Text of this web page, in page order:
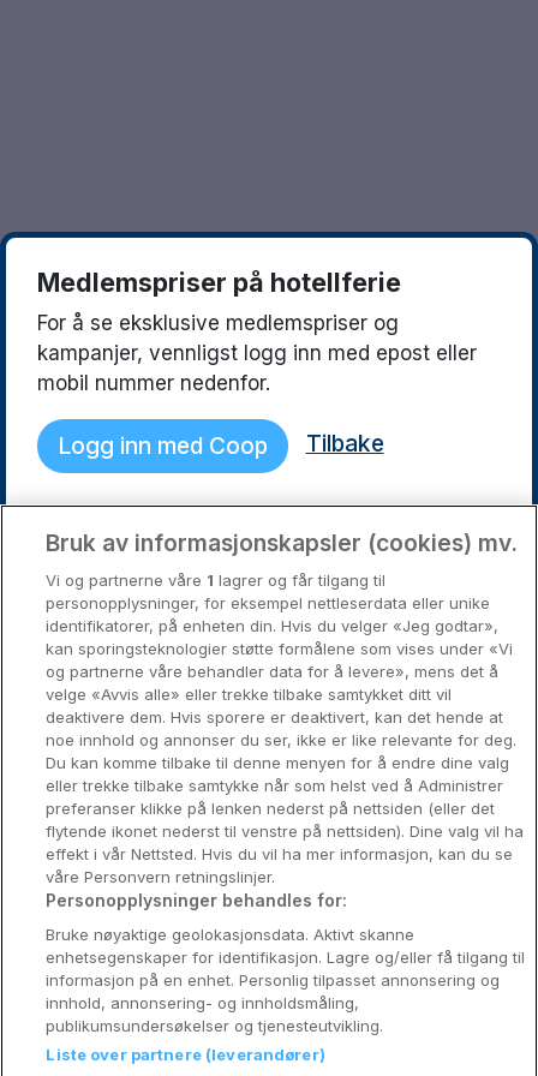
1430 NOK
Medlemspriser på hotellferie
For å se eksklusive medlemspriser og
kampanjer, vennligst logg inn med epost eller
mobil nummer nedenfor.
Logg inn med Coop Tilbake
Aktiv Ferie
Pakketilbud
Pakketilbud Sverige
Byferie i Norge
Oslo
Stavanger
Bergen
Utforsk Norden
Om Coop HotellKupp
Konkurranse
Koselig avbrekk
Velvære i var
Premiumhotell
Venninnetur
Reservasjonsspørsmål:
Bruk av informasjonskapsler (cookies) mv.
Vi og partnerne våre 1 lagrer og får tilgang til
personopplysninger, for eksempel nettleserdata eller unike
identifikatorer, på enheten din. Hvis du velger «Jeg godtar»,
kan sporingsteknologier støtte formålene som vises under «Vi
og partnerne våre behandler data for å levere», mens det å
velge «Avvis alle» eller trekke tilbake samtykket ditt vil
deaktivere dem. Hvis sporere er deaktivert, kan det hende at
noe innhold og annonser du ser, ikke er like relevante for deg.
Du kan komme tilbake til denne menyen for å endre dine valg
eller trekke tilbake samtykke når som helst ved å Administrer
preferanser klikke på lenken nederst på nettsiden (eller det
flytende ikonet nederst til venstre på nettsiden). Dine valg vil ha
effekt i vår Nettsted. Hvis du vil ha mer informasjon, kan du se
våre Personvern retningslinjer.
Personopplysninger behandles for:
Bruke nøyaktige geolokasjonsdata. Aktivt skanne
enhetsegenskaper for identifikasjon. Lagre og/eller få tilgang til
informasjon på en enhet. Personlig tilpasset annonsering og
innhold, annonsering- og innholdsmåling,
publikumsundersøkelser og tjenesteutvikling.
Liste over partnere (leverandører)